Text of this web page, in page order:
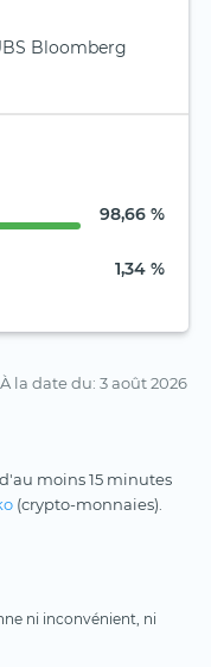
Bloomberg
98,66 %
1,34 %
À la date du: 3 août 2026
moins 15 minutes
(crypto-monnaies).
ni inconvénient, ni